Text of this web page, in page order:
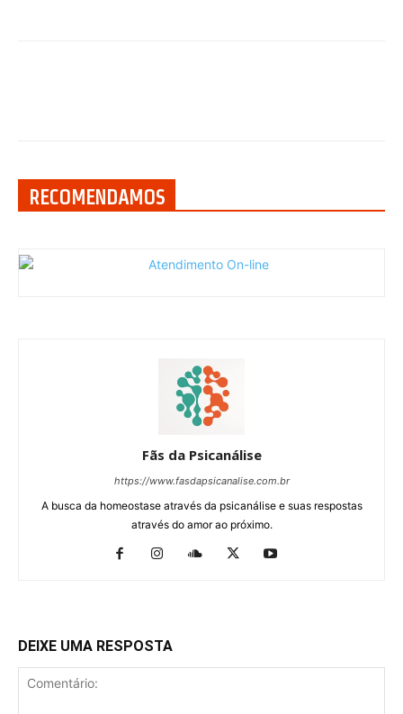
RECOMENDAMOS
Fãs da Psicanálise
https://www.fasdapsicanalise.com.br
A busca da homeostase através da psicanálise e suas respostas
através do amor ao próximo.
DEIXE UMA RESPOSTA